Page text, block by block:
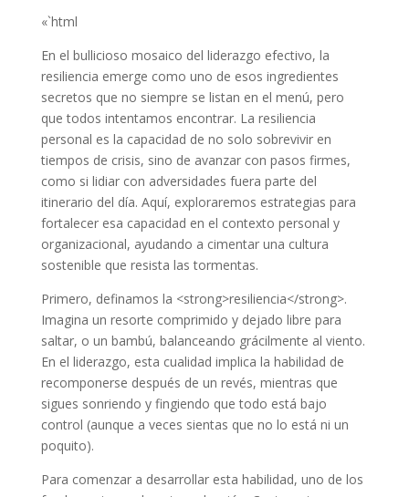
«`html
En el bullicioso mosaico del liderazgo efectivo, la
resiliencia emerge como uno de esos ingredientes
secretos que no siempre se listan en el menú, pero
que todos intentamos encontrar. La resiliencia
personal es la capacidad de no solo sobrevivir en
tiempos de crisis, sino de avanzar con pasos firmes,
como si lidiar con adversidades fuera parte del
itinerario del día. Aquí, exploraremos estrategias para
fortalecer esa capacidad en el contexto personal y
organizacional, ayudando a cimentar una cultura
sostenible que resista las tormentas.
Primero, definamos la <strong>resiliencia</strong>.
Imagina un resorte comprimido y dejado libre para
saltar, o un bambú, balanceando grácilmente al viento.
En el liderazgo, esta cualidad implica la habilidad de
recomponerse después de un revés, mientras que
sigues sonriendo y fingiendo que todo está bajo
control (aunque a veces sientas que no lo está ni un
poquito).
Para comenzar a desarrollar esta habilidad, uno de los